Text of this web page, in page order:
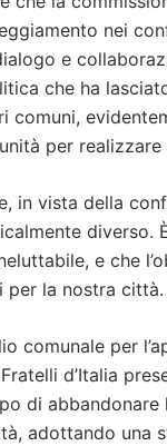
nei
e
che ha
per
in vista della
diverso.
e che
per la nostra città.
comunale per
d’Italia
di
adottando una